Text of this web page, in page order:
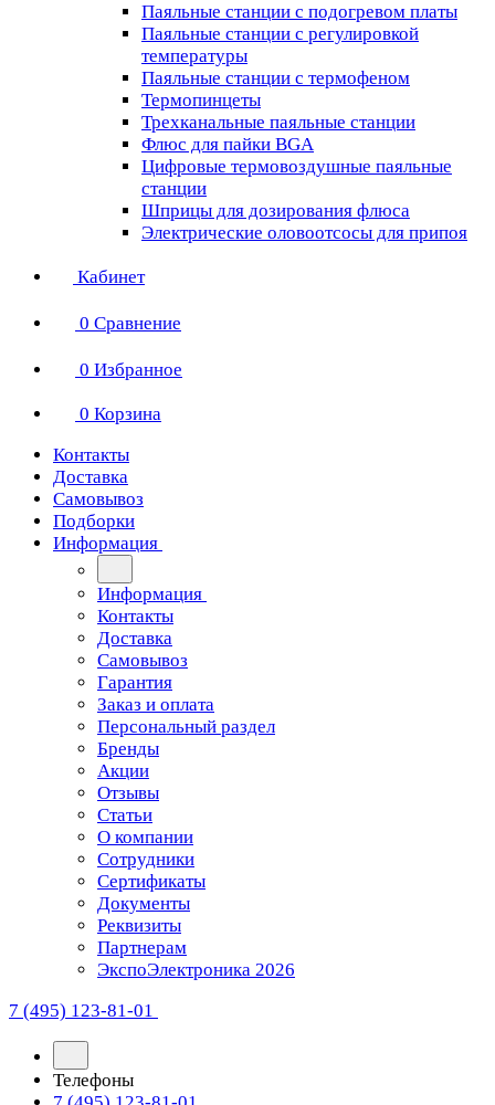
Паяльные станции с подогревом платы
Паяльные станции с регулировкой
температуры
Паяльные станции с термофеном
Термопинцеты
Трехканальные паяльные станции
Флюс для пайки BGA
Цифровые термовоздушные паяльные
станции
Шприцы для дозирования флюса
Электрические оловоотсосы для припоя
Кабинет
0 Сравнение
0 Избранное
0 Корзина
Контакты
Доставка
Самовывоз
Подборки
Информация
Информация
Контакты
Доставка
Самовывоз
Гарантия
Заказ и оплата
Персональный раздел
Бренды
Акции
Отзывы
Статьи
О компании
Сотрудники
Сертификаты
Документы
Реквизиты
Партнерам
ЭкспоЭлектроника 2026
7 (495) 123-81-01
Телефоны